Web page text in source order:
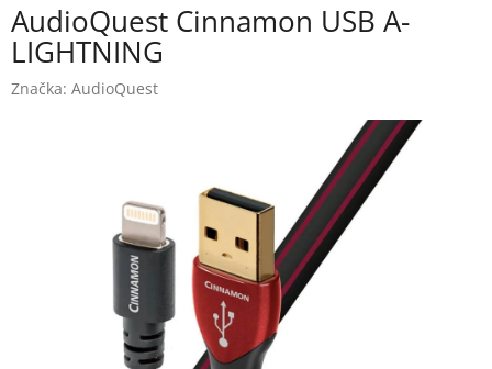
AudioQuest Cinnamon USB A-
LIGHTNING
Značka: AudioQuest